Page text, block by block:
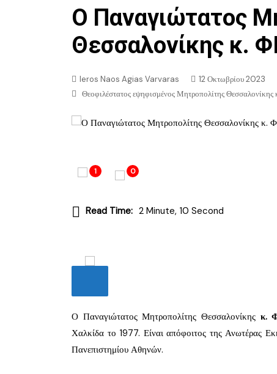
Ο Παναγιώτατος
Θεσσαλονίκης κ.
Ieros Naos Agias Varvaras
12 Οκτωβρίου 2023
Θεοφιλέστατος εψηφισμένος Μητροπολίτης
1 0
Read Time: 2 Minute, 10 Second
Ο Παναγιώτατος Μητροπολίτης Θεσσαλονίκης κ.
Χαλκίδα το 1977. Είναι απόφοιτος της Ανωτέρας
Πανεπιστημίου Αθηνών.